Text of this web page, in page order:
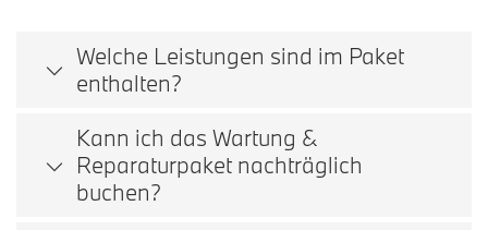
Welche Leistungen sind im Paket
enthalten?
Kann ich das Wartung &
Reparaturpaket nachträglich
buchen?